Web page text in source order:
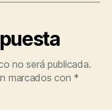
no será publicada.
marcados con *